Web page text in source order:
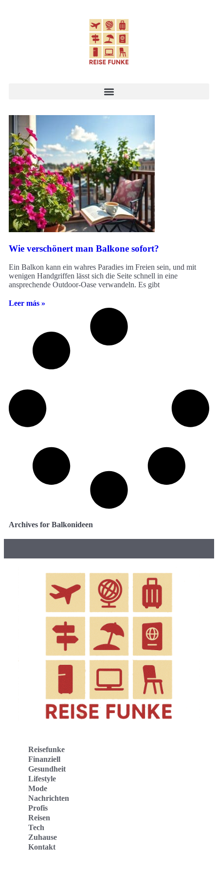
Wie verschönert man Balkone sofort?
Ein Balkon kann ein wahres Paradies im Freien sein, und mit
wenigen Handgriffen lässt sich die Seite schnell in eine
ansprechende Outdoor-Oase verwandeln. Es gibt
Leer más »
Archives for Balkonideen
Reisefunke
Finanziell
Gesundheit
Lifestyle
Mode
Nachrichten
Profis
Reisen
Tech
Zuhause
Kontakt